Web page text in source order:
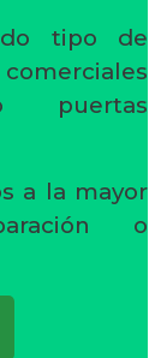
tipo de
puertas
a la mayor
o